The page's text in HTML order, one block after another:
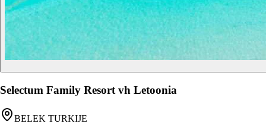
Selectum Family Resort vh Letoonia
BELEK TURKIJE